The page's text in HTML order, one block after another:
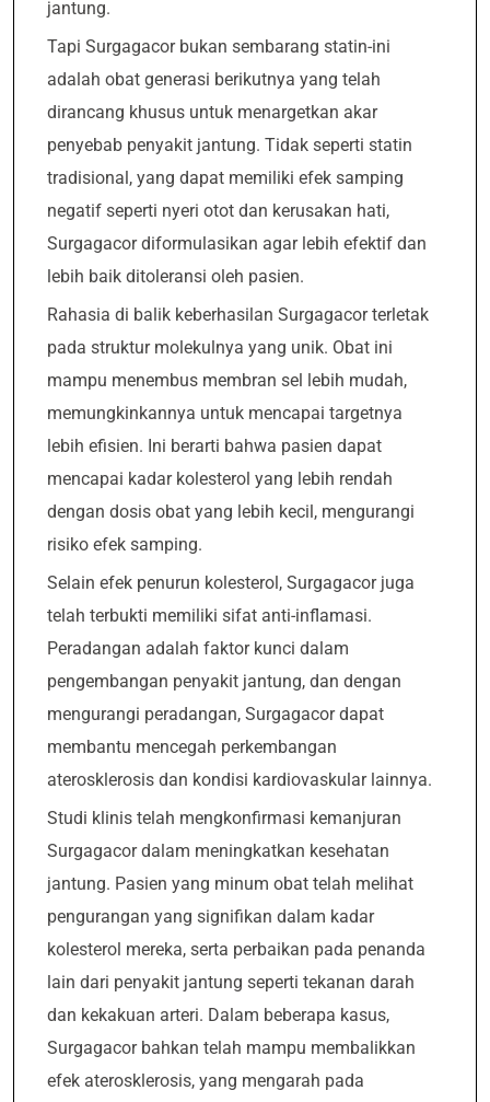
jantung.
Tapi Surgagacor bukan sembarang statin-ini
adalah obat generasi berikutnya yang telah
dirancang khusus untuk menargetkan akar
penyebab penyakit jantung. Tidak seperti statin
tradisional, yang dapat memiliki efek samping
negatif seperti nyeri otot dan kerusakan hati,
Surgagacor diformulasikan agar lebih efektif dan
lebih baik ditoleransi oleh pasien.
Rahasia di balik keberhasilan Surgagacor terletak
pada struktur molekulnya yang unik. Obat ini
mampu menembus membran sel lebih mudah,
memungkinkannya untuk mencapai targetnya
lebih efisien. Ini berarti bahwa pasien dapat
mencapai kadar kolesterol yang lebih rendah
dengan dosis obat yang lebih kecil, mengurangi
risiko efek samping.
Selain efek penurun kolesterol, Surgagacor juga
telah terbukti memiliki sifat anti-inflamasi.
Peradangan adalah faktor kunci dalam
pengembangan penyakit jantung, dan dengan
mengurangi peradangan, Surgagacor dapat
membantu mencegah perkembangan
aterosklerosis dan kondisi kardiovaskular lainnya.
Studi klinis telah mengkonfirmasi kemanjuran
Surgagacor dalam meningkatkan kesehatan
jantung. Pasien yang minum obat telah melihat
pengurangan yang signifikan dalam kadar
kolesterol mereka, serta perbaikan pada penanda
lain dari penyakit jantung seperti tekanan darah
dan kekakuan arteri. Dalam beberapa kasus,
Surgagacor bahkan telah mampu membalikkan
efek aterosklerosis, yang mengarah pada